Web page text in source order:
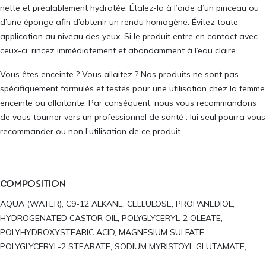
nette et préalablement hydratée. Étalez-la à l’aide d’un pinceau ou
d’une éponge afin d’obtenir un rendu homogène. Évitez toute
application au niveau des yeux. Si le produit entre en contact avec
ceux-ci, rincez immédiatement et abondamment à l’eau claire.
Vous êtes enceinte ? Vous allaitez ? Nos produits ne sont pas
spécifiquement formulés et testés pour une utilisation chez la femme
enceinte ou allaitante. Par conséquent, nous vous recommandons
de vous tourner vers un professionnel de santé : lui seul pourra vous
recommander ou non l'utilisation de ce produit.
COMPOSITION
AQUA (WATER), C9-12 ALKANE, CELLULOSE, PROPANEDIOL,
HYDROGENATED CASTOR OIL, POLYGLYCERYL-2 OLEATE,
POLYHYDROXYSTEARIC ACID, MAGNESIUM SULFATE,
POLYGLYCERYL-2 STEARATE, SODIUM MYRISTOYL GLUTAMATE,